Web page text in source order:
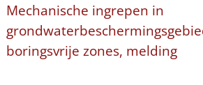
Mechanische ingrepen in
boringsvrije zones, melding